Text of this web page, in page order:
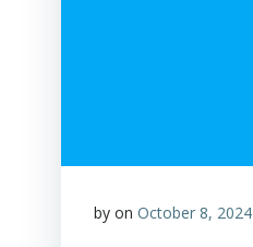
by on October 8, 2024